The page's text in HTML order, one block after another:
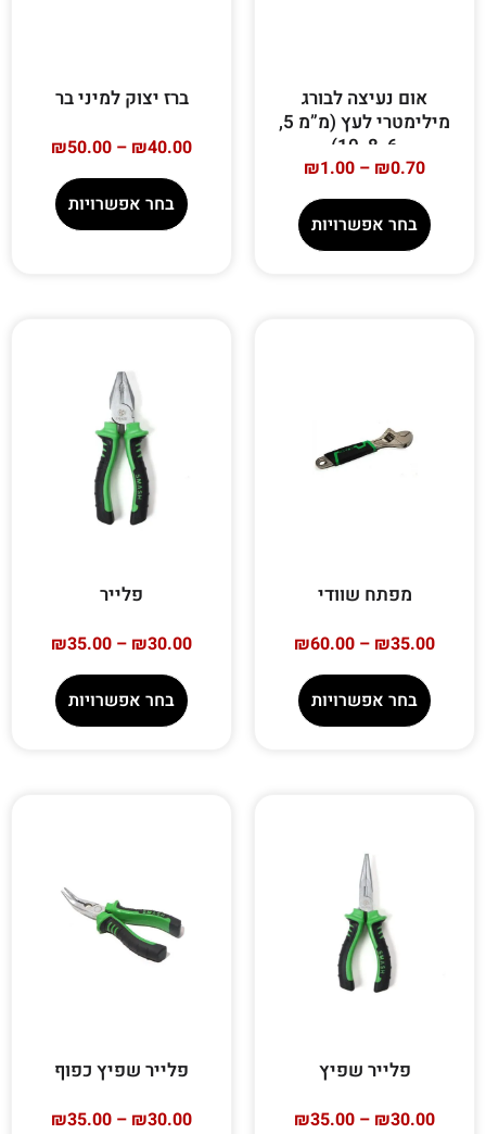
אום נעיצה לבורג
מילימטרי לעץ (מ”מ 5,
6, 8, 10)
₪0.70
–
₪1.00
בחר אפשרויות
ברז יצוק למיני בר
₪40.00
–
₪50.00
בחר אפשרויות
מפתח שוודי
₪35.00
–
₪60.00
בחר אפשרויות
פלייר
₪30.00
–
₪35.00
בחר אפשרויות
פלייר שפיץ
₪30.00
–
₪35.00
פלייר שפיץ כפוף
₪30.00
–
₪35.00